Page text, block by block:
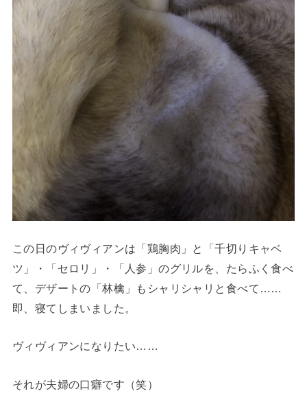
この日のヴィヴィアンは「鶏胸肉」と「千切りキャベ
ツ」・「セロリ」・「人参」のグリルを、たらふく食べ
て、デザートの「林檎」もシャリシャリと食べて……
即、寝てしまいました。
ヴィヴィアンになりたい……
それが夫婦の口癖です（笑）